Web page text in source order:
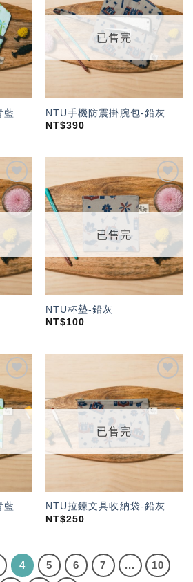
「願
望輕
單」
藍
「願
望輕
單」
已售完
NTU手機防震掛腕包-鉛灰
NT$390
加入
「願
望輕
加入
「願
望輕
已售完
NTU杯墊-鉛灰
NT$100
加入
「願
望輕
單」
藍
加入
「願
望輕
已售完
NTU拉鍊文具收納袋-鉛灰
NT$250
4 5 6 7 ...
10